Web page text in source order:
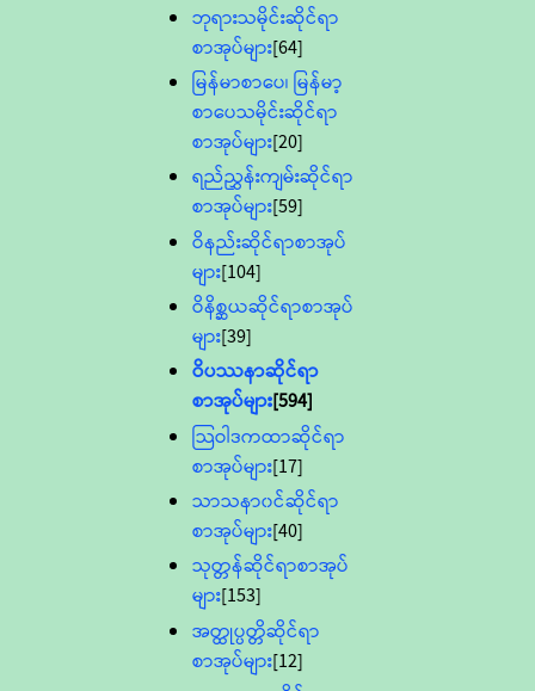
ဘုရားသမိုင်းဆိုင်ရာ
စာအုပ်များ[64]
မြန်မာစာပေ၊ မြန်မာ့
စာပေသမိုင်းဆိုင်ရာ
စာအုပ်များ[20]
ရည်ညွှန်းကျမ်းဆိုင်ရာ
စာအုပ်များ[59]
ဝိနည်းဆိုင်ရာစာအုပ်
များ[104]
ဝိနိစ္ဆယဆိုင်ရာစာအုပ်
များ[39]
ဝိပဿနာဆိုင်ရာ
စာအုပ်များ[594]
သြဝါဒကထာဆိုင်ရာ
စာအုပ်များ[17]
သာသနာ၀င်ဆိုင်ရာ
စာအုပ်များ[40]
သုတ္တန်ဆိုင်ရာစာအုပ်
များ[153]
အတ္ထုပ္ပတ္တိဆိုင်ရာ
စာအုပ်များ[12]